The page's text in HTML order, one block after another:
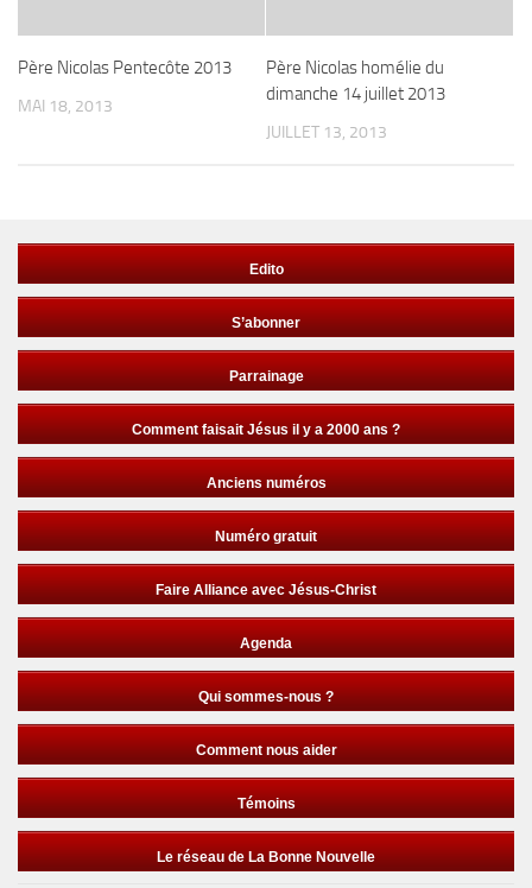
Père Nicolas Pentecôte 2013
MAI 18, 2013
Père Nicolas homélie du
dimanche 14 juillet 2013
JUILLET 13, 2013
Edito
S’abonner
Parrainage
Comment faisait Jésus il y a 2000 ans ?
Anciens numéros
Numéro gratuit
Faire Alliance avec Jésus-Christ
Agenda
Qui sommes-nous ?
Comment nous aider
Témoins
Le réseau de La Bonne Nouvelle